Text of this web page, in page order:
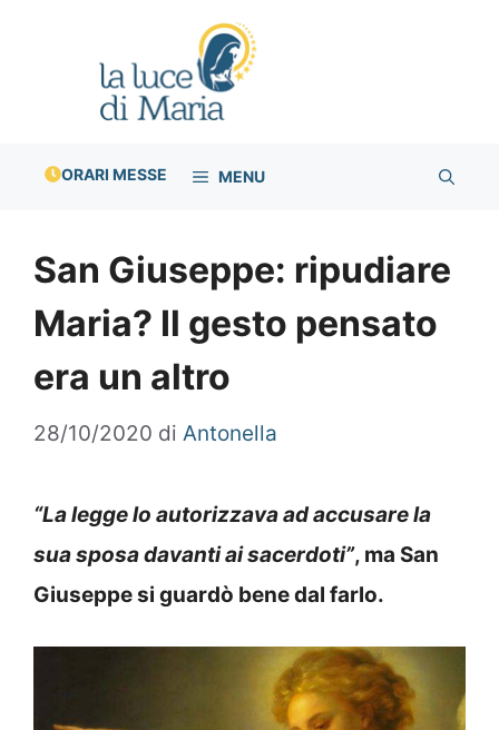
ORARI MESSE MENU
San Giuseppe: ripudiare
Maria? Il gesto pensato
era un altro
28/10/2020 di Antonella
“La legge lo autorizzava ad accusare la
sua sposa davanti ai sacerdoti”, ma San
Giuseppe si guardò bene dal farlo.